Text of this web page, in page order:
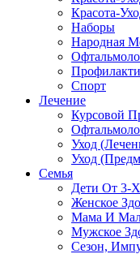
Красота-
Наборы
Народная
Спорт
Лечение
Курсовой
Уход
Уход
Семья
Дети От 3-
Женское
Мама И
Мужское
Сезон,